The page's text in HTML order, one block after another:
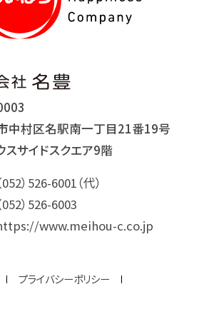
中村区名駅南一丁目21番19号
スサイドスクエア9階
052）526-6001（代）
052）526-6003
www.meihou-c.co.jp
プライバシーポリシー